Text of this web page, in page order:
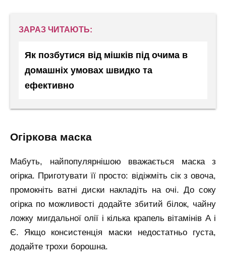
ЗАРАЗ ЧИТАЮТЬ:
Як позбутися від мішків під очима в
домашніх умовах швидко та
ефективно
огіркова маска
Мабуть, найпопулярнішою вважається маска з
огірка. Приготувати її просто: відіжміть сік з овоча,
промокніть ватні диски накладіть на очі. До соку
огірка по можливості додайте збитий білок, чайну
ложку мигдальної олії і кілька крапель вітамінів А і
Є. Якщо консистенція маски недостатньо густа,
додайте трохи борошна.